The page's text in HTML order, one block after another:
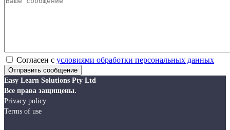
Согласен с условиями обработки персональных данных
Easy Learn Solutions Pty Ltd
Все права защищены.
Privacy policy
Terms of use